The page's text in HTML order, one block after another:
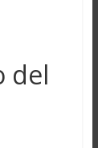
del